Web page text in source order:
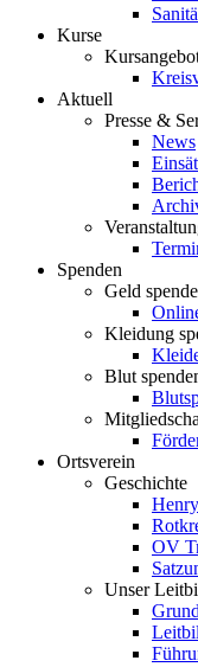
Kurse
Aktuell
Presse &
News
Spenden
Geld
Kleidung
Blut
Ortsverein
Geschichte
OV
Unser